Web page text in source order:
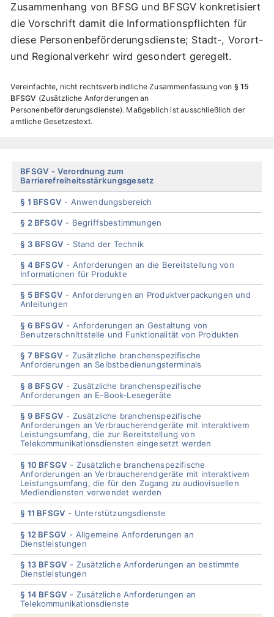
Zusammenhang von BFSG und BFSGV konkretisiert
die Vorschrift damit die Informationspflichten für
diese Personenbeförderungsdienste; Stadt-, Vorort-
und Regionalverkehr wird gesondert geregelt.
Vereinfachte, nicht rechtsverbindliche Zusammenfassung von § 15
BFSGV Zusätzliche Anforderungen an
Personenbeförderungsdienste . Maßgeblich ist ausschließlich der
amtliche Gesetzestext.
Skip
menu
BFSGV
Verordnung zum
Barrierefreiheitsstärkungsgesetz
§ 1 BFSGV Anwendungsbereich
§ 2 BFSGV Begriffsbestimmungen
§ 3 BFSGV Stand der Technik
§ 4 BFSGV
Anforderungen an die Bereitstellung von
Informationen für Produkte
§ 5 BFSGV
Anforderungen an Produktverpackungen und
Anleitungen
§ 6 BFSGV
Anforderungen an Gestaltung von
Benutzerschnittstelle und Funktionalität von Produkten
§ 7 BFSGV
Zusätzliche branchenspezifische
Anforderungen an Selbstbedienungsterminals
§ 8 BFSGV
Zusätzliche branchenspezifische
Anforderungen an E-Book-Lesegeräte
§ 9 BFSGV
Zusätzliche branchenspezifische
Anforderungen an Verbraucherendgeräte mit interaktivem
Leistungsumfang, die zur Bereitstellung von
Telekommunikationsdiensten eingesetzt werden
§ 10 BFSGV
Zusätzliche branchenspezifische
Anforderungen an Verbraucherendgeräte mit interaktivem
Leistungsumfang, die für den Zugang zu audiovisuellen
Mediendiensten verwendet werden
§ 11 BFSGV Unterstützungsdienste
§ 12 BFSGV
Allgemeine Anforderungen an
Dienstleistungen
§ 13 BFSGV
Zusätzliche Anforderungen an bestimmte
Dienstleistungen
§ 14 BFSGV
Zusätzliche Anforderungen an
Telekommunikationsdienste